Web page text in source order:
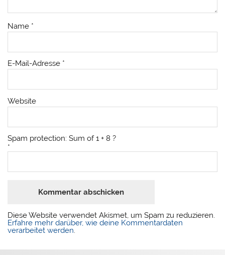
Name *
E-Mail-Adresse *
Website
Spam protection: Sum of 1 + 8 ?
*
Diese Website verwendet Akismet, um Spam zu reduzieren.
Erfahre mehr darüber, wie deine Kommentardaten
verarbeitet werden.